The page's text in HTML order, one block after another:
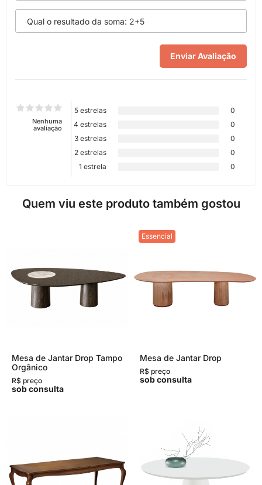
Nenhuma
avaliação
5 estrelas
0
4 estrelas
0
3 estrelas
0
2 estrelas
0
1 estrela
0
Quem viu este produto também gostou
Mesa de Jantar Drop Tampo
Orgânico
R$ preço
sob consulta
Essencial
Mesa de Jantar Drop
R$ preço
sob consulta